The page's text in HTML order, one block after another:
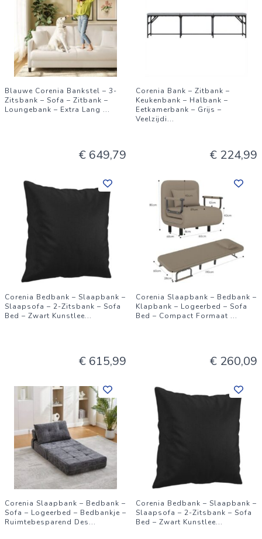
Blauwe Corenia Bankstel – 3-
Zitsbank – Sofa – Zitbank –
Loungebank – Extra Lang ...
€ 649,79
Corenia Bank – Zitbank –
Keukenbank – Halbank –
Eetkamerbank – Grijs –
Veelzijdi...
€ 224,99
Corenia Bedbank – Slaapbank –
Slaapsofa – 2-Zitsbank – Sofa
Bed – Zwart Kunstlee...
€ 615,99
Corenia Slaapbank – Bedbank –
Klapbank – Logeerbed – Sofa
Bed – Compact Formaat ...
€ 260,09
Corenia Slaapbank – Bedbank –
Sofa – Logeerbed – Bedbankje –
Ruimtebesparend Des...
Corenia Bedbank – Slaapbank –
Slaapsofa – 2-Zitsbank – Sofa
Bed – Zwart Kunstlee...